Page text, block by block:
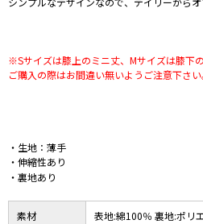
※Sサイズは膝上のミニ丈、Mサイズは膝下の
ご購入の際はお間違い無いようご注意下さい
・生地：薄手
・伸縮性あり
・裏地あり
素材 表地:綿100％ 裏地:ポリ